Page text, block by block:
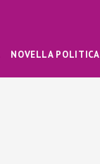
NOVELLA POLITICA